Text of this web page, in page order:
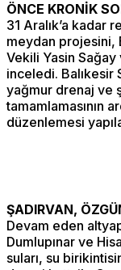
ÖNCE KRONİK
31 Aralık’a kadar
meydan projesini,
Vekili Yasin
inceledi. Balıkesir
yağmur drenaj ve
tamamlamasının
düzenlemesi
ŞADIRVAN,
Devam eden
Dumlupınar ve
suları, su